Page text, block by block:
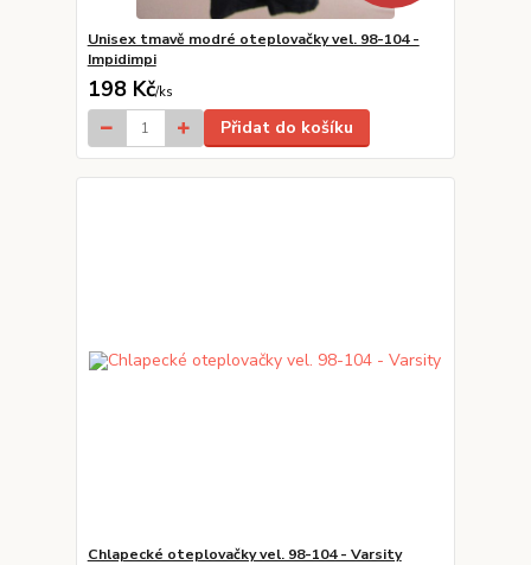
Unisex tmavě modré oteplovačky vel. 98-104 -
Impidimpi
198 Kč/ks
Přidat do košíku
Chlapecké oteplovačky vel. 98-104 - Varsity